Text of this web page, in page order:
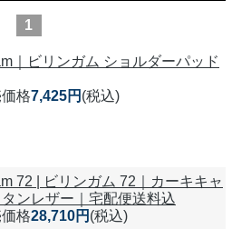
1
｜ビリンガム ショルダーパッド
格7,425円 (税込)
72 | ビリンガム 72｜カーキキャ
ンレザー｜宅配便送料込
格28,710円 (税込)